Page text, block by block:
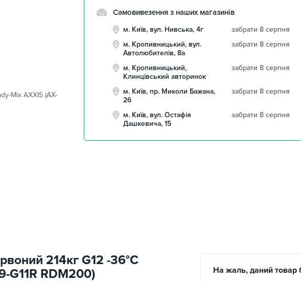
Mix AXXIS (AX-
Самовивезення з наших магазинів
м. Київ, вул. Нивська, 4г
забрати 8 серпня
м. Кропивницький, вул.
Автолюбителів, 8а
забрати 8 серпня
м. Кропивницький,
Клинцівський авторинок
забрати 8 серпня
м. Київ, пр. Миколи Бажана,
26
забрати 8 серпня
м. Київ, вул. Остафія
Дашкевича, 15
забрати 8 серпня
214кг G12 -36°C
G11R RDM200)
На жаль, даний товар